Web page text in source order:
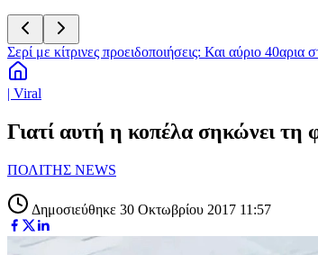
Σερί με κίτρινες προειδοποιήσεις: Και αύριο
| Viral
Γιατί αυτή η κοπέλα σηκώνει τη
ΠΟΛΙΤΗΣ NEWS
Δημοσιεύθηκε 30 Οκτωβρίου 2017 11:57